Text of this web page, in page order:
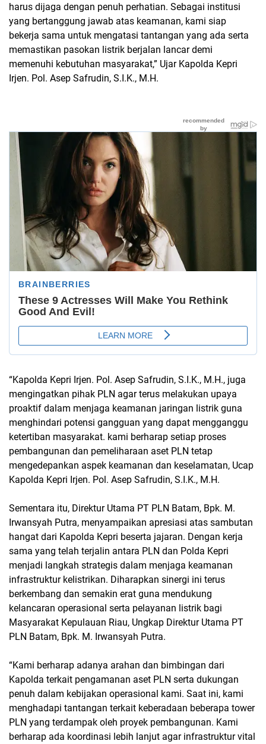
harus dijaga dengan penuh perhatian. Sebagai institusi
yang bertanggung jawab atas keamanan, kami siap
bekerja sama untuk mengatasi tantangan yang ada serta
memastikan pasokan listrik berjalan lancar demi
memenuhi kebutuhan masyarakat,” Ujar Kapolda Kepri
Irjen. Pol. Asep Safrudin, S.I.K., M.H.
“Kapolda Kepri Irjen. Pol. Asep Safrudin, S.I.K., M.H., juga
mengingatkan pihak PLN agar terus melakukan upaya
proaktif dalam menjaga keamanan jaringan listrik guna
menghindari potensi gangguan yang dapat mengganggu
ketertiban masyarakat. kami berharap setiap proses
pembangunan dan pemeliharaan aset PLN tetap
mengedepankan aspek keamanan dan keselamatan, Ucap
Kapolda Kepri Irjen. Pol. Asep Safrudin, S.I.K., M.H.
Sementara itu, Direktur Utama PT PLN Batam, Bpk. M.
Irwansyah Putra, menyampaikan apresiasi atas sambutan
hangat dari Kapolda Kepri beserta jajaran. Dengan kerja
sama yang telah terjalin antara PLN dan Polda Kepri
menjadi langkah strategis dalam menjaga keamanan
infrastruktur kelistrikan. Diharapkan sinergi ini terus
berkembang dan semakin erat guna mendukung
kelancaran operasional serta pelayanan listrik bagi
Masyarakat Kepulauan Riau, Ungkap Direktur Utama PT
PLN Batam, Bpk. M. Irwansyah Putra.
“Kami berharap adanya arahan dan bimbingan dari
Kapolda terkait pengamanan aset PLN serta dukungan
penuh dalam kebijakan operasional kami. Saat ini, kami
menghadapi tantangan terkait keberadaan beberapa tower
PLN yang terdampak oleh proyek pembangunan. Kami
berharap ada koordinasi lebih lanjut agar infrastruktur vital